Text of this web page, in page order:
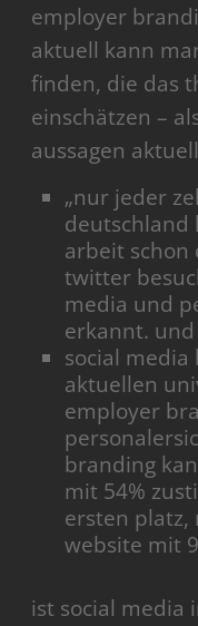
employer
aktuell kann
finden, die das
einschätzen –
aussagen
„nur jeder
deutschland
arbeit schon
twitter
media und
erkannt. und
social
aktuellen
employer
branding
mit 54%
ersten
website mit
ist social media